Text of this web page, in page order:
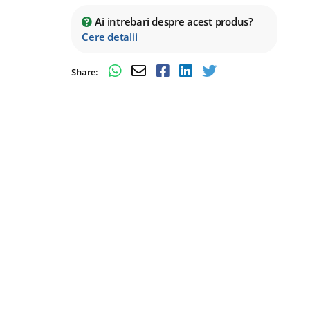
Ai intrebari despre acest produs?
Cere detalii
Share: